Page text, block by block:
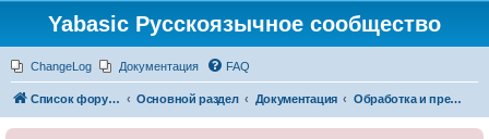
Yabasic Русскоязычное сообщество
ChangeLog Документация FAQ
Список форумов Основной раздел Документация Обработка и преобразование чисел